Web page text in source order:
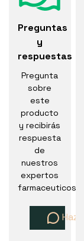
Preguntas
y
respuestas
Pregunta
sobre
este
producto
y recibirás
respuesta
de
nuestros
expertos
farmaceuticos
Haz